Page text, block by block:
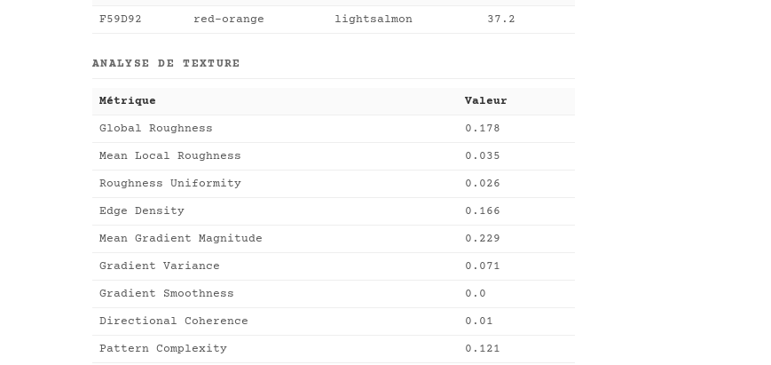
F59D92 red-orange lightsalmon 37.2
ANALYSE DE TEXTURE
Métrique Valeur
Global Roughness 0.178
Mean Local Roughness 0.035
Roughness Uniformity 0.026
Edge Density 0.166
Mean Gradient Magnitude 0.229
Gradient Variance 0.071
Gradient Smoothness 0.0
Directional Coherence 0.01
Pattern Complexity 0.121